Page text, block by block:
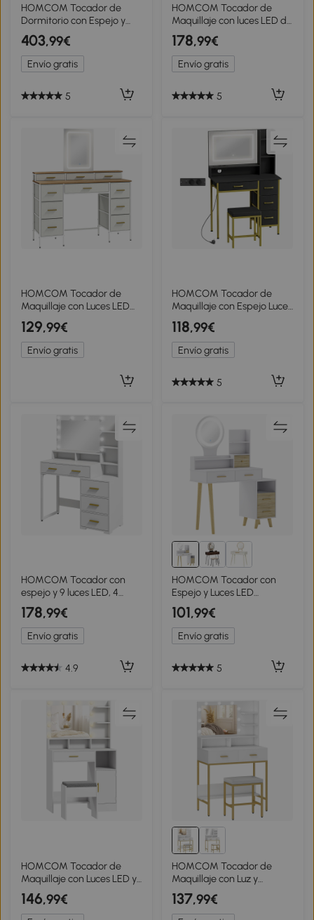
HOMCOM Tocador de
Dormitorio con Espejo y
Luces LED Regulables, 6
Cajones, 2 Estantes y
Tomas de Corriente, Blanco
403,99€
Envío gratis
5
HOMCOM Tocador de
Maquillaje con luces LED de
3 Colores Espejo Abatible y
Taburete Acolchado 3
Cajones y Estantes Blanco
178,99€
Envío gratis
5
HOMCOM Tocador de
Maquillaje con Luces LED
de 3 Colores Espejo
Tocador con 10 Cajones de
Tela Patas de Acero Natural
129,99€
Envío gratis
HOMCOM Tocador de
Maquillaje con Espejo Luces
LED Estación de Carga
Taburete Estación de
Carga 4 Cajones Negro
118,99€
Envío gratis
5
HOMCOM Tocador con
espejo y 9 luces LED, 4
cajones y 6
compartimentos abiertos,
100x40x138 cm, Blanco
178,99€
Envío gratis
4.9
HOMCOM Tocador con
Espejo y Luces LED
Ajustables con 5 Cajones 4
Compartimentos y 1
Estante 100x44x137 cm
Blanco y Natural
101,99€
Envío gratis
5
HOMCOM Tocador de
Maquillaje con Luces LED y
Taburete Espejo 10
Bombillas Cajón Estantes
Compartimentos Blanco
146,99€
HOMCOM Tocador de
Maquillaje con Luz y
Taburete Mesa de
Maquillaje con 2 Cajones y
Estantes de
137,99€